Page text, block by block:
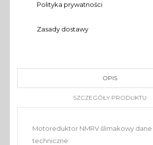
Polityka prywatności
Zasady dostawy
OPIS
SZCZEGÓŁY PRODUKTU
Motoreduktor NMRV ślimakowy dane
techniczne: